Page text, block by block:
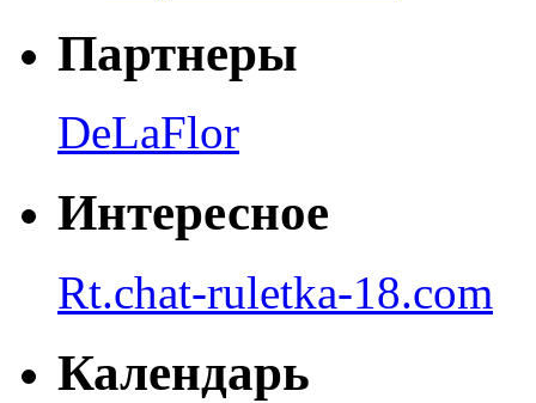
Партнеры
DeLaFlor
Интересное
Rt.chat-ruletka-18.com
Календарь